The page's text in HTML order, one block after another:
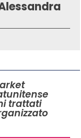
trattati